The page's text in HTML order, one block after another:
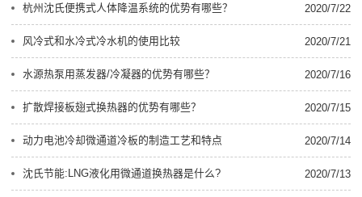
杭州沈氏便携式人体降温系统的优势有哪些？ 2020/7/22
风冷式和水冷式冷水机的使用比较 2020/7/21
水源热泵用蒸发器/冷凝器的优势有哪些？ 2020/7/16
扩散焊接板翅式换热器的优势有哪些？ 2020/7/15
动力电池冷却微通道冷板的制造工艺和特点 2020/7/14
沈氏节能:LNG液化用微通道换热器是什么? 2020/7/13